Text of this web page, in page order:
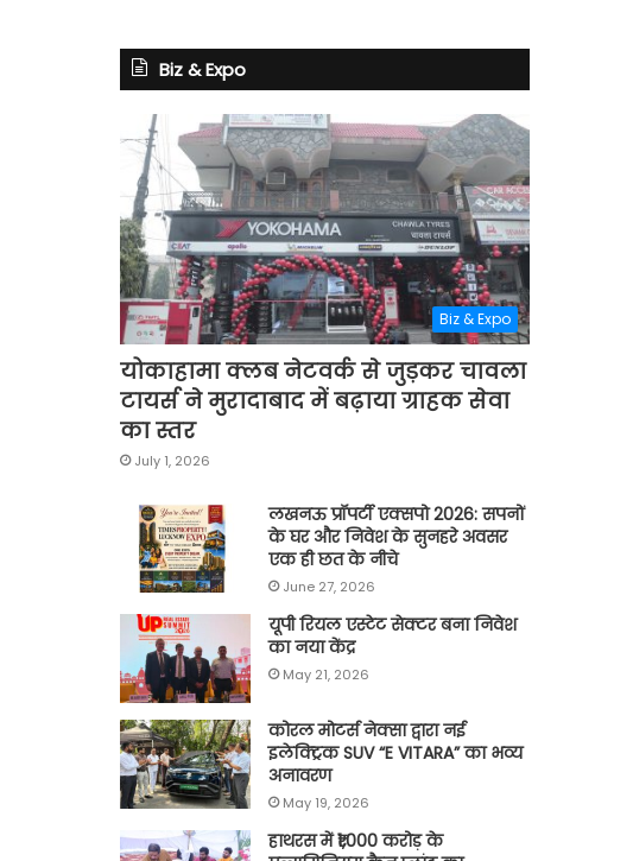
Biz & Expo
Biz & Expo
योकाहामा क्लब नेटवर्क से जुड़कर चावला
टायर्स ने मुरादाबाद में बढ़ाया ग्राहक सेवा
का स्तर
July 1, 2026
लखनऊ प्रॉपर्टी एक्सपो 2026: सपनों
के घर और निवेश के सुनहरे अवसर
एक ही छत के नीचे
June 27, 2026
यूपी रियल एस्टेट सेक्टर बना निवेश
का नया केंद्र
May 21, 2026
कोरल मोटर्स नेक्सा द्वारा नई
इलेक्ट्रिक SUV “E VITARA” का भव्य
अनावरण
May 19, 2026
हाथरस में ₹1,000 करोड़ के